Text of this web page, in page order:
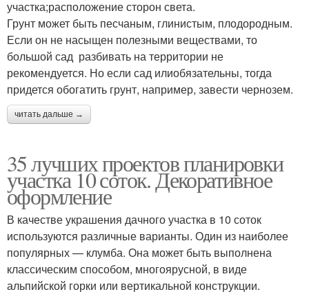
участка;расположение сторон света.
Грунт может быть песчаным, глинистым, плодородным.
Если он не насыщен полезными веществами, то
большой сад разбивать на территории не
рекомендуется. Но если сад илиобязательны, тогда
придется обогатить грунт, например, завести чернозем.
читать дальше →
35 лучших проектов планировки
участка 10 соток. Декоративное
оформление
В качестве украшения дачного участка в 10 соток
используются различные варианты. Один из наиболее
популярных — клумба. Она может быть выполнена
классическим способом, многоярусной, в виде
альпийской горки или вертикальной конструкции.